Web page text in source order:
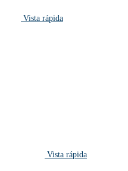
Vista rápida
Vista rápida